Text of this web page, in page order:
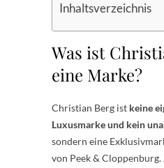
Inhaltsverzeichnis
Was ist
eine Marke?
Christian Berg ist keine
Luxusmarke und kein
sondern eine
von Peek &